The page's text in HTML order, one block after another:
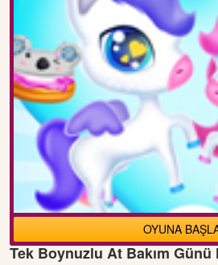
OYUNA
Tek Boynuzlu At Bakım Günü